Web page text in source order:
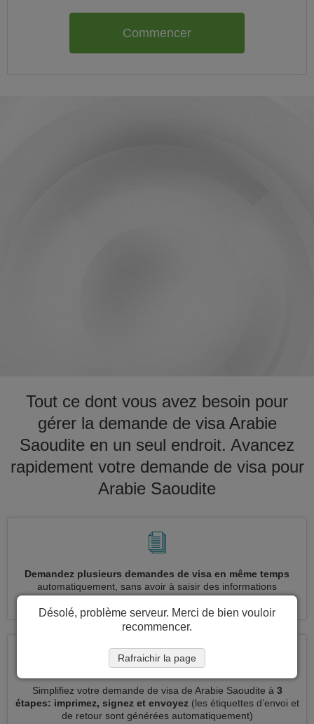
Commencer
Tout ce dont vous avez besoin pour
gérer la demande de visa Arabie
Saoudite en un seul endroit. Avancez
rapidement votre demande de visa pour
Arabie Saoudite
Demandez plusieurs demandes de visa en même temps
automatiquement, sans avoir à saisir des informations
répétitives
Simplifiez votre demande de visa de Arabie Saoudite à 3
étapes: imprimez, signez et envoyez (les étiquettes d’envoi et
de retour sont générées automatiquement)
Désolé, problème serveur. Merci de bien vouloir
recommencer.
Rafraichir la page